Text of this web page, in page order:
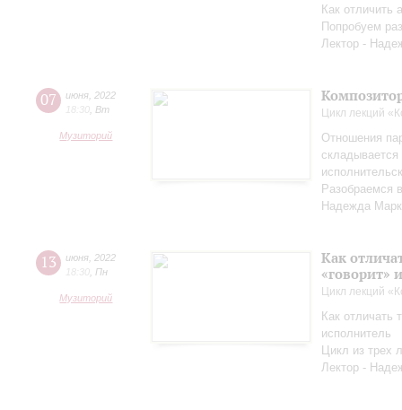
Как отличить
Попробуем
Лектор -
07 июня 2022
18:30 Вт
Музиторий
Цикл лекций
Отношения
Разобраемся
Надежда
13 июня 2022
18:30 Пн
Музиторий
Как
«говорит»
Цикл лекций
Как отличать
исполнитель
Цикл из трех
Лектор -